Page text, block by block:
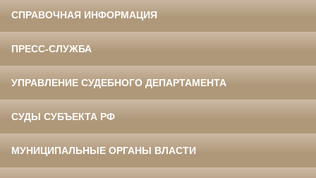
СПРАВОЧНАЯ ИНФОРМАЦИЯ
ПРЕСС-СЛУЖБА
УПРАВЛЕНИЕ СУДЕБНОГО ДЕПАРТАМЕНТА
СУДЫ СУБЪЕКТА РФ
МУНИЦИПАЛЬНЫЕ ОРГАНЫ ВЛАСТИ